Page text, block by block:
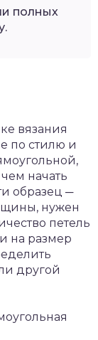
полных
вязания
по стилю и
начать
образец ─
нужен
петель
на размер
другой